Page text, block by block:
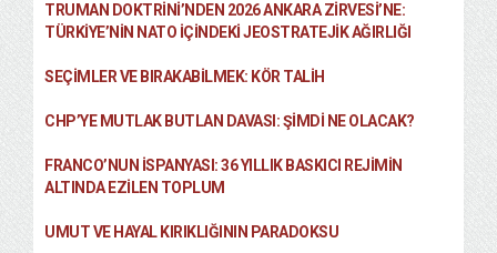
TRUMAN DOKTRINI’NDEN 2026 ANKARA ZIRVESI’NE:
TÜRKIYE’NIN NATO İÇINDEKI JEOSTRATEJIK AĞIRLIĞI
SEÇIMLER VE BIRAKABILMEK: KÖR TALIH
CHP’YE MUTLAK BUTLAN DAVASI: ŞİMDİ NE OLACAK?
FRANCO’NUN İSPANYASI: 36 YILLIK BASKICI REJIMIN
ALTINDA EZILEN TOPLUM
UMUT VE HAYAL KIRIKLIĞININ PARADOKSU